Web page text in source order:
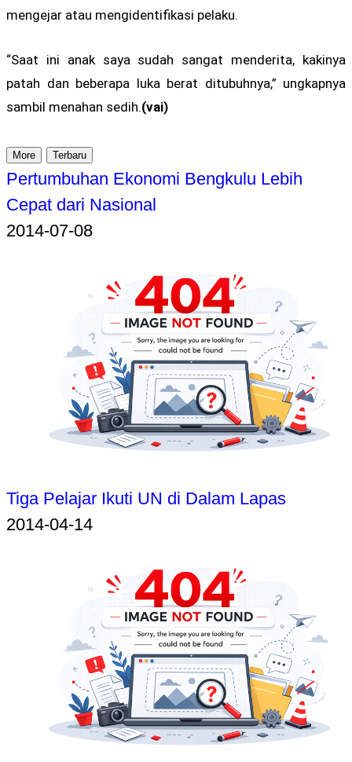
mengejar atau mengidentifikasi pelaku.
“Saat ini anak saya sudah sangat menderita, kakinya
patah dan beberapa luka berat ditubuhnya,” ungkapnya
sambil menahan sedih.(vai)
More Terbaru
Pertumbuhan Ekonomi Bengkulu Lebih
Cepat dari Nasional
2014-07-08
Tiga Pelajar Ikuti UN di Dalam Lapas
2014-04-14